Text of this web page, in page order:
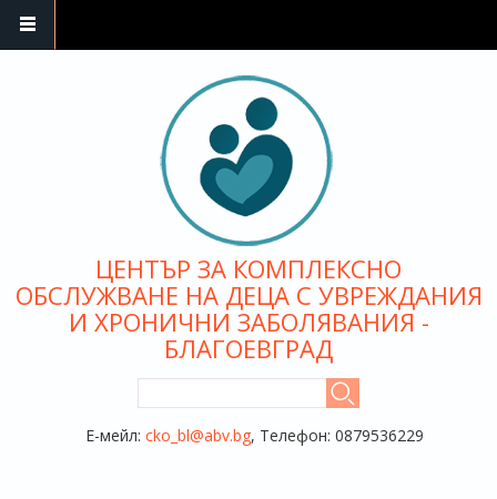
ЦЕНТЪР ЗА КОМПЛЕКСНО
ОБСЛУЖВАНЕ НА ДЕЦА С УВРЕЖДАНИЯ
И ХРОНИЧНИ ЗАБОЛЯВАНИЯ -
БЛАГОЕВГРАД
Е-мейл: cko_bl@abv.bg, Телефон: 0879536229